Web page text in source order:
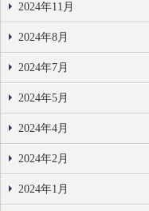
2024年11月
2024年8月
2024年7月
2024年5月
2024年4月
2024年2月
2024年1月